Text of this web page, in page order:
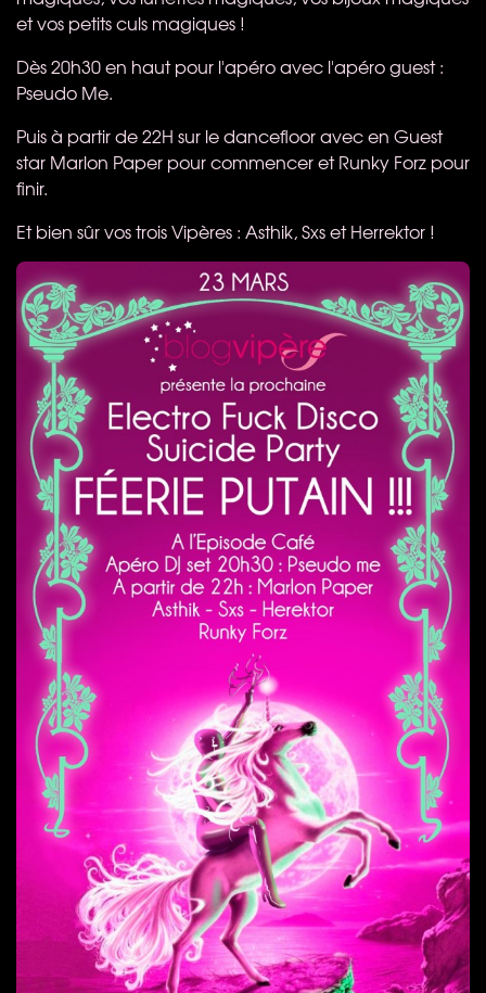
et vos petits culs magiques !
Dès 20h30 en haut pour l'apéro avec l'apéro guest :
Pseudo Me.
Puis à partir de 22H sur le dancefloor avec en Guest
star Marlon Paper pour commencer et Runky Forz pour
finir.
Et bien sûr vos trois Vipères : Asthik, Sxs et Herrektor !